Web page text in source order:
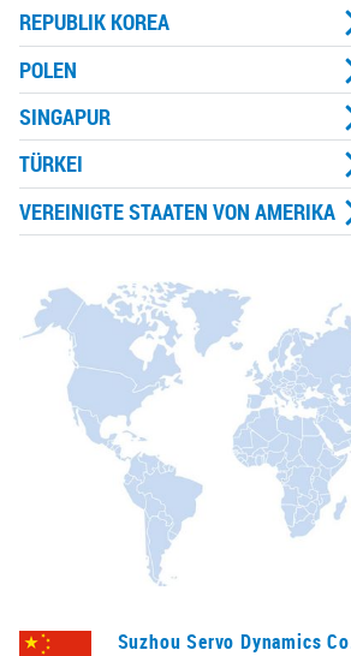
REPUBLIK KOREA
POLEN
SINGAPUR
TÜRKEI
VEREINIGTE STAATEN VON AMERIKA
Suzhou Servo Dynamics